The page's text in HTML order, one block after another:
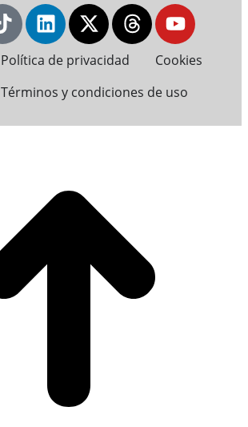
Política de privacidad
Cookies
Términos y condiciones de uso